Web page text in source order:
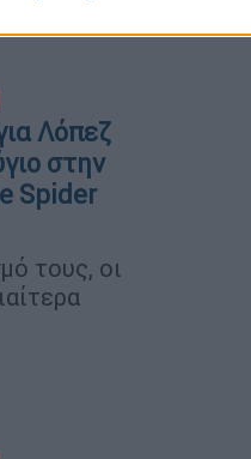
Λόπεζ
στην
Spider
τους, οι